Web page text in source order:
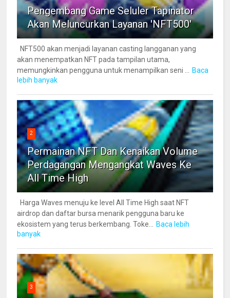
Pengembang Game Seluler Tapinator
Akan Meluncurkan Layanan 'NFT500'
NFT500 akan menjadi layanan casting langganan yang
akan menempatkan NFT pada tampilan utama,
memungkinkan pengguna untuk menampilkan seni ...
Baca
lebih banyak
2
Permainan NFT Dan Kenaikan Volume
Perdagangan Mengangkat Waves Ke
All Time High
Harga Waves menuju ke level All Time High saat NFT
airdrop dan daftar bursa menarik pengguna baru ke
ekosistem yang terus berkembang. Toke...
Baca lebih
banyak
3